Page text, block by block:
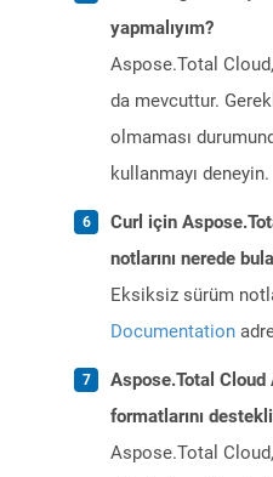
yapmalıyım?
Aspose.Total
da mevcuttur.
olmaması
kullanmayı deneyin.
Curl için
notlarını nerede
Eksiksiz sürüm
Documentation
Aspose.Total
formatlarını
Aspose.Total